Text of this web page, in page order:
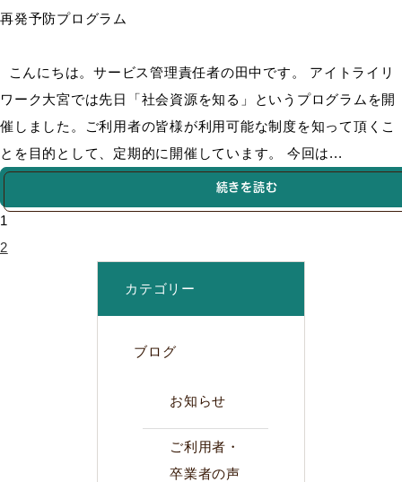
再発予防プログラム
こんにちは。サービス管理責任者の田中です。 アイトライリ
ワーク大宮では先日「社会資源を知る」というプログラムを開
催しました。ご利用者の皆様が利用可能な制度を知って頂くこ
とを目的として、定期的に開催しています。 今回は...
続きを読む
1
2
カテゴリー
ブログ
お知らせ
ご利用者・
卒業者の声